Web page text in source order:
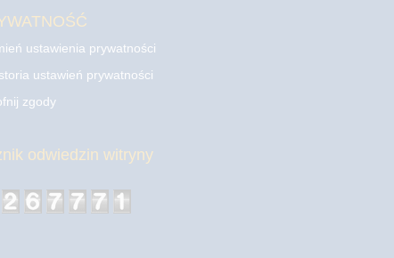
ustawienia prywatności
ustawień prywatności
zgody
odwiedzin witryny